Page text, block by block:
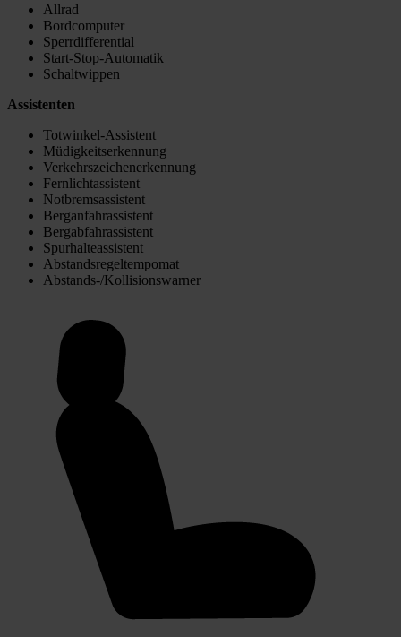
Allrad
Bordcomputer
Sperrdifferential
Start-Stop-Automatik
Schaltwippen
Assistenten
Totwinkel-Assistent
Müdigkeitserkennung
Verkehrszeichenerkennung
Fernlichtassistent
Notbremsassistent
Berganfahrassistent
Bergabfahrassistent
Spurhalteassistent
Abstandsregeltempomat
Abstands-/Kollisionswarner